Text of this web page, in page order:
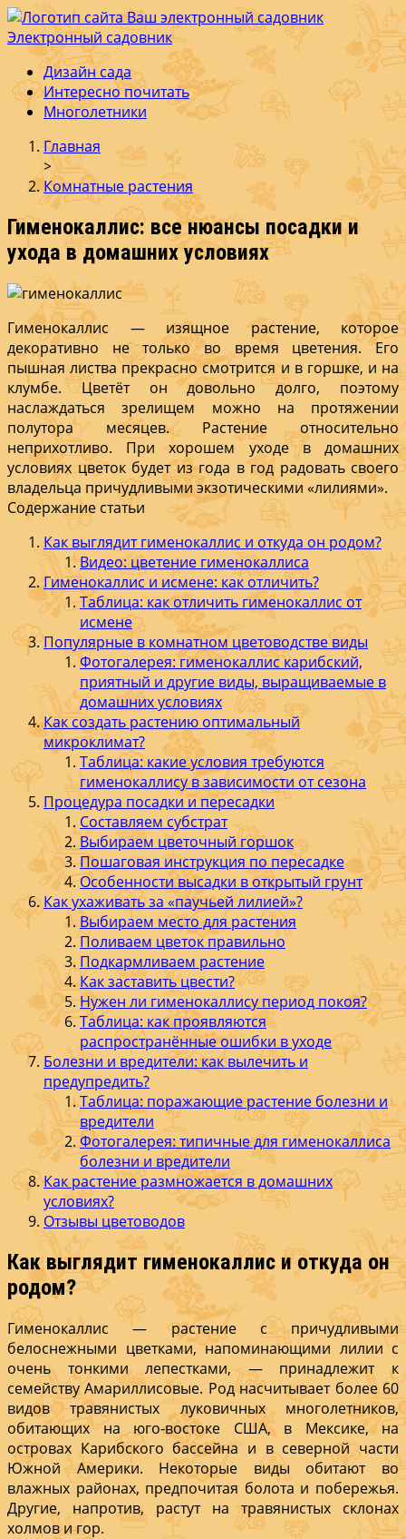
Электронный садовник
Ваш электронный садовник
Онлайн журнал для садовод и огродников.
Дизайн сада
Интересно почитать
Многолетники
Главная
>
Комнатные растения
Гименокаллис: все нюансы посадки и
ухода в домашних условиях
Гименокаллис — изящное растение, которое
декоративно не только во время цветения. Его
пышная листва прекрасно смотрится и в горшке, и на
клумбе. Цветёт он довольно долго, поэтому
наслаждаться зрелищем можно на протяжении
полутора месяцев. Растение относительно
неприхотливо. При хорошем уходе в домашних
условиях цветок будет из года в год радовать своего
владельца причудливыми экзотическими «лилиями».
Содержание статьи
Как выглядит гименокаллис и откуда он родом?
Видео: цветение гименокаллиса
Гименокаллис и исмене: как отличить?
Таблица: как отличить гименокаллис от
исмене
Популярные в комнатном цветоводстве виды
Фотогалерея: гименокаллис карибский,
приятный и другие виды, выращиваемые в
домашних условиях
Как создать растению оптимальный
микроклимат?
Таблица: какие условия требуются
гименокаллису в зависимости от сезона
Процедура посадки и пересадки
Составляем субстрат
Выбираем цветочный горшок
Пошаговая инструкция по пересадке
Особенности высадки в открытый грунт
Как ухаживать за «паучьей лилией»?
Выбираем место для растения
Поливаем цветок правильно
Подкармливаем растение
Как заставить цвести?
Нужен ли гименокаллису период покоя?
Таблица: как проявляются
распространённые ошибки в уходе
Болезни и вредители: как вылечить и
предупредить?
Таблица: поражающие растение болезни и
вредители
Фотогалерея: типичные для гименокаллиса
болезни и вредители
Как растение размножается в домашних
условиях?
Отзывы цветоводов
Как выглядит гименокаллис и откуда он
родом?
Гименокаллис — растение с причудливыми
белоснежными цветками, напоминающими лилии с
очень тонкими лепестками, — принадлежит к
семейству Амариллисовые. Род насчитывает более 60
видов травянистых луковичных многолетников,
обитающих на юго-востоке США, в Мексике, на
островах Карибского бассейна и в северной части
Южной Америки. Некоторые виды обитают во
влажных районах, предпочитая болота и побережья.
Другие, напротив, растут на травянистых склонах
холмов и гор.